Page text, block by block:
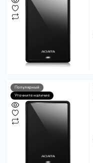
Популярный
Уточните наличие